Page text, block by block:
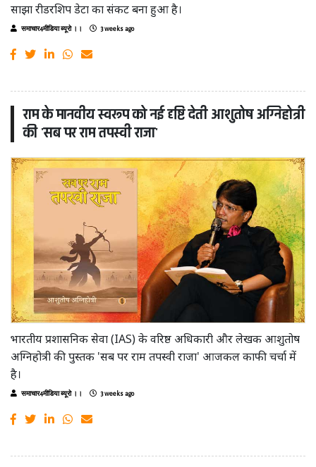
साझा रीडरशिप डेटा का संकट बना हुआ है।
समाचार4मीडिया ब्यूरो ।। 3 weeks ago
राम के मानवीय स्वरूप को नई दृष्टि देती आशुतोष अग्निहोत्री
की 'सब पर राम तपस्वी राजा'
भारतीय प्रशासनिक सेवा (IAS) के वरिष्ठ अधिकारी और लेखक आशुतोष
अग्निहोत्री की पुस्तक 'सब पर राम तपस्वी राजा' आजकल काफी चर्चा में
है।
समाचार4मीडिया ब्यूरो ।। 3 weeks ago